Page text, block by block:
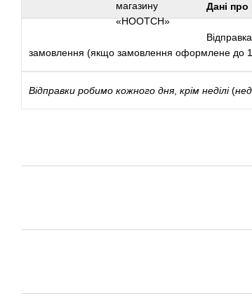
Дані про
замовлення (якщо замовлення оформлене до
Відправки робимо кожного дня, крім неділі(